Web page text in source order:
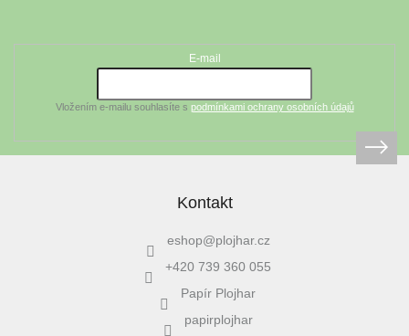
E-mail
Vložením e-mailu souhlasíte s podmínkami ochrany osobních údajů
Kontakt
eshop@plojhar.cz
+420 739 360 055
Papír Plojhar
papirplojhar